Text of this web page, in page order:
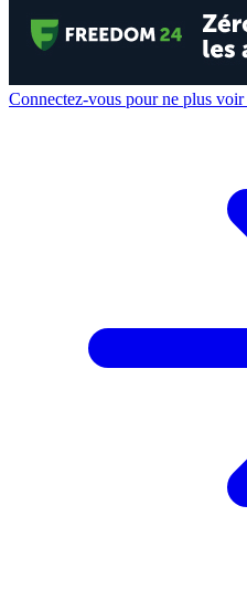
Connectez-vous pour ne plus voir